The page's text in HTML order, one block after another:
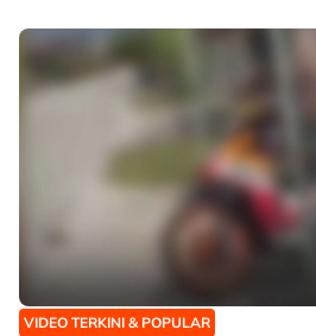
VIDEO TERKINI & POPULAR